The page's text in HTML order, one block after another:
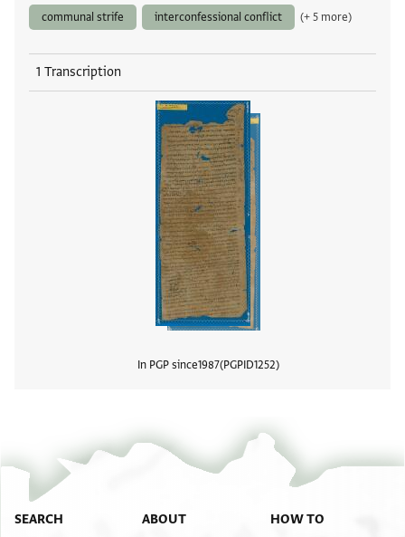
communal strife interconfessional conflict (+ 5 more)
1 Transcription
In PGP since1987 PGPID1252
SEARCH ABOUT HOW TO